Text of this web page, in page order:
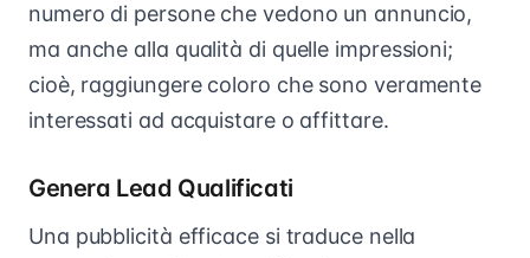
numero di persone che vedono un annuncio,
ma anche alla qualità di quelle impressioni;
cioè, raggiungere coloro che sono veramente
interessati ad acquistare o affittare.
Genera Lead Qualificati
Una pubblicità efficace si traduce nella